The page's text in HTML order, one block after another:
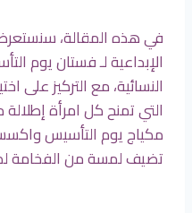
في هذه المقالة،
الإبداعية لـ فستان يوم
النسائية، مع التركيز على
التي تمنح كل امرأة
مكياج يوم التأسيس
تضيف لمسة من الفخامة